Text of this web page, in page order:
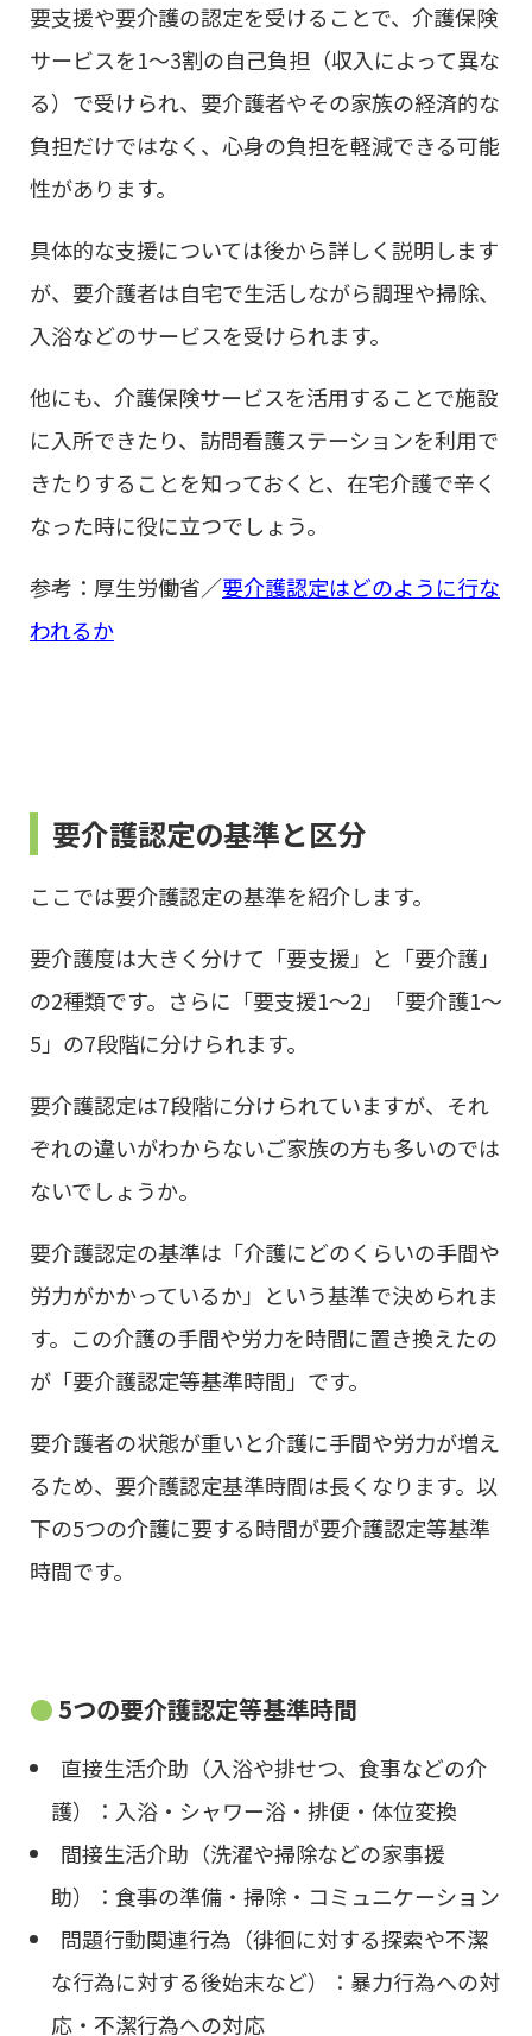
要支援や要介護の認定を受けることで、介護保険
サービスを1～3割の自己負担（収入によって異な
る）で受けられ、要介護者やその家族の経済的な
負担だけではなく、心身の負担を軽減できる可能
性があります。
具体的な支援については後から詳しく説明します
が、要介護者は自宅で生活しながら調理や掃除、
入浴などのサービスを受けられます。
他にも、介護保険サービスを活用することで施設
に入所できたり、訪問看護ステーションを利用で
きたりすることを知っておくと、在宅介護で辛く
なった時に役に立つでしょう。
参考：厚生労働省／要介護認定はどのように行な
われるか
要介護認定の基準と区分
ここでは要介護認定の基準を紹介します。
要介護度は大きく分けて「要支援」と「要介護」
の2種類です。さらに「要支援1～2」「要介護1～
5」の7段階に分けられます。
要介護認定は7段階に分けられていますが、それ
ぞれの違いがわからないご家族の方も多いのでは
ないでしょうか。
要介護認定の基準は「介護にどのくらいの手間や
労力がかかっているか」という基準で決められま
す。この介護の手間や労力を時間に置き換えたの
が「要介護認定等基準時間」です。
要介護者の状態が重いと介護に手間や労力が増え
るため、要介護認定基準時間は長くなります。以
下の5つの介護に要する時間が要介護認定等基準
時間です。
5つの要介護認定等基準時間
直接生活介助（入浴や排せつ、食事などの介
護）：入浴・シャワー浴・排便・体位変換
間接生活介助（洗濯や掃除などの家事援
助）：食事の準備・掃除・コミュニケーション
問題行動関連行為（徘徊に対する探索や不潔
な行為に対する後始末など）：暴力行為への対
応・不潔行為への対応